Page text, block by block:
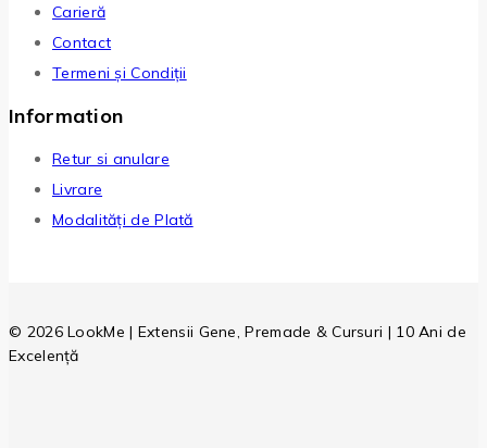
Carieră
Contact
Termeni și Condiții
Information
Retur si anulare
Livrare
Modalități de Plată
© 2026 LookMe | Extensii Gene, Premade & Cursuri | 10 Ani de
Excelență